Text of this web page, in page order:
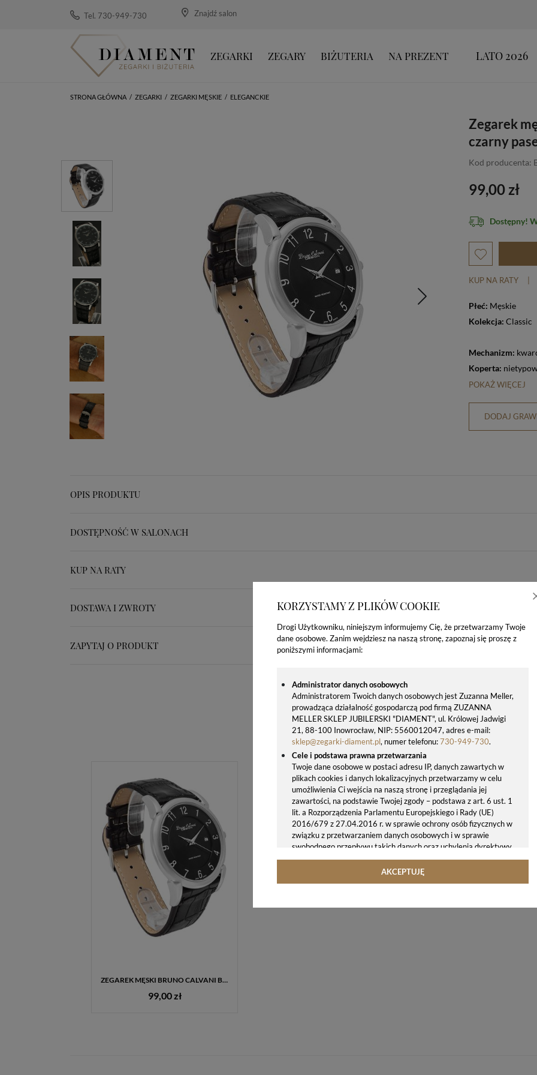
KORZYSTAMY Z PLIKÓW COOKIE
Drogi Użytkowniku, niniejszym informujemy Cię, że przetwarzamy Twoje
dane osobowe. Zanim wejdziesz na naszą stronę, zapoznaj się proszę z
poniższymi informacjami:
Administrator danych osobowych
Administratorem Twoich danych osobowych jest Zuzanna Meller,
prowadząca działalność gospodarczą pod firmą ZUZANNA
MELLER SKLEP JUBILERSKI "DIAMENT", ul. Królowej Jadwigi
21, 88-100 Inowrocław, NIP: 5560012047, adres e-mail:
sklep@zegarki-diament.pl, numer telefonu:730-949-730.
Cele i podstawa prawna przetwarzania
Twoje dane osobowe w postaci adresu IP, danych zawartych w
plikach cookies i danych lokalizacyjnych przetwarzamy w celu
umożliwienia Ci wejścia na naszą stronę i przeglądania jej
zawartości, na podstawie Twojej zgody – podstawa z art. 6 ust. 1
lit. a Rozporządzenia Parlamentu Europejskiego i Rady (UE)
2016/679 z 27.04.2016 r. w sprawie ochrony osób fizycznych w
związku z przetwarzaniem danych osobowych i w sprawie
swobodnego przepływu takich danych oraz uchylenia dyrektywy
95/46/WE (ogólne rozporządzenie o ochronie danych, tj. RODO).
Twoje dane osobowe możemy udostępniać hostingodawcy. Takie
zgodnie z naszymi poleceniami. Przekazujemy Twoje dane poza
AKCEPTUJĘ
Tel. 730-949-730 Znajdź salon
ZEGARKI ZEGARY BIŻUTERIA NA PREZENT LATO 2026
STRONA GŁÓWNA / ZEGARKI / ZEGARKI MĘSKIE / ELEGANCKIE
Zegarek
czarny
Kod producenta:
99,00 zł
Dostępny!
KUP NA RATY
Płeć: Męskie
Kolekcja: Classic
Mechanizm:
Koperta:
POKAŻ WIĘCEJ
DODAJ
OPIS PRODUKTU
DOSTĘPNOŚĆ W SALONACH
KUP NA RATY
DOSTAWA I ZWROTY
ZAPYTAJ O PRODUKT
OSTATNIO OGLĄDANE PRODUKTY
ZEGAREK MĘSKI BRUNO CALVANI BC2585 CZARNY PASEK DATOWNIK + GRAWER GRATIS
99,00 zł